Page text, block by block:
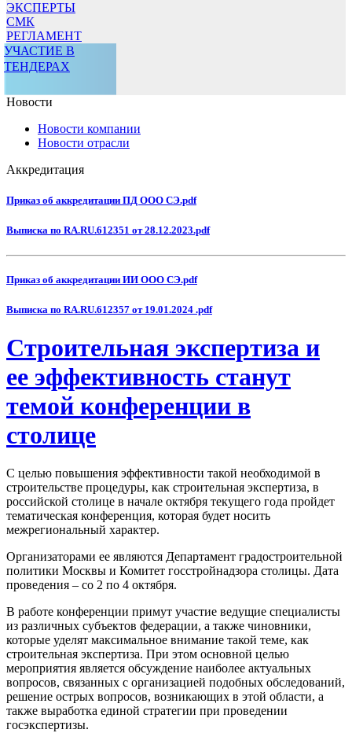
ЭКСПЕРТЫ
СМК
РЕГЛАМЕНТ
УЧАСТИЕ В
ТЕНДЕРАХ
Новости
Новости компании
Новости отрасли
Аккредитация
Приказ об аккредитации ПД ООО СЭ.pdf
Выписка по RA.RU.612351 от 28.12.2023.pdf
Приказ об аккредитации ИИ ООО СЭ.pdf
Выписка по RA.RU.612357 от 19.01.2024 .pdf
Строительная экспертиза и
ее эффективность станут
темой конференции в
столице
С целью повышения эффективности такой необходимой в
строительстве процедуры, как строительная экспертиза, в
российской столице в начале октября текущего года пройдет
тематическая конференция, которая будет носить
межрегиональный характер.
Организаторами ее являются Департамент градостроительной
политики Москвы и Комитет госстройнадзора столицы. Дата
проведения – со 2 по 4 октября.
В работе конференции примут участие ведущие специалисты
из различных субъектов федерации, а также чиновники,
которые уделят максимальное внимание такой теме, как
строительная экспертиза. При этом основной целью
мероприятия является обсуждение наиболее актуальных
вопросов, связанных с организацией подобных обследований,
решение острых вопросов, возникающих в этой области, а
также выработка единой стратегии при проведении
госэкспертизы.